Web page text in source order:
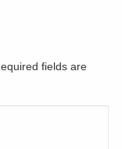
fields are